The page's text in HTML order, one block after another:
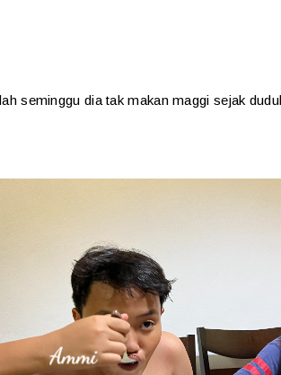
seminggu dia tak makan maggi sejak